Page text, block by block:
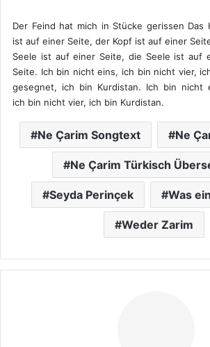
Der Feind hat mich in Stücke gerissen Das
ist auf einer Seite, der Kopf ist auf einer
Seele ist auf einer Seite, die Seele ist auf
Seite. Ich bin nicht eins, ich bin nicht vier,
gesegnet, ich bin Kurdistan. Ich bin nicht
ich bin nicht vier, ich bin Kurdistan.
Ne Çarim Songtext Ne
Ne Çarim Türkisch
Seyda Perinçek Was
Weder Zarim